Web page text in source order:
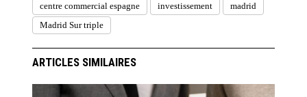
centre commercial espagne investissement
madrid
Madrid Sur triple
ARTICLES SIMILAIRES